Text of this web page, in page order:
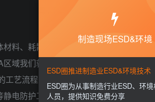
料、耗散材料、绝缘材料。那我们在生
域我们就要尽量少用或者不用绝缘材料
艺流程，制定ESD操作规范，在产品
静电防护工具等。
制造现场ESD&环境
ESD圈推进制造业ESD&环境技术
ESD圈为从事制造行业ESD、环
人员，提供知识免费分享